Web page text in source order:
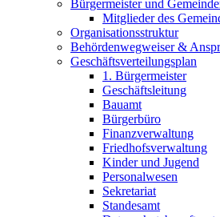
Bürgermeister und
Mitglieder des
Organisationsstruktur
Behördenwegweiser &
Geschäftsverteilungsplan
1. Bürgermeister
Geschäftsleitung
Bauamt
Bürgerbüro
Finanzverwaltung
Friedhofsverwaltung
Kinder und Jugend
Personalwesen
Sekretariat
Standesamt